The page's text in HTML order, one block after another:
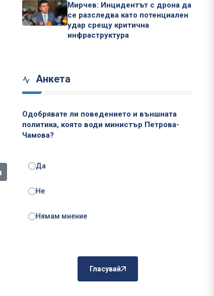
Мирчев: Инцидентът с дрона да
се разследва като потенциален
удар срещу критична
инфраструктура
Анкета
Одобрявате ли поведението и външната
политика, която води министър Петрова-
Чамова?
Да
Не
Нямам мнение
Гласувай